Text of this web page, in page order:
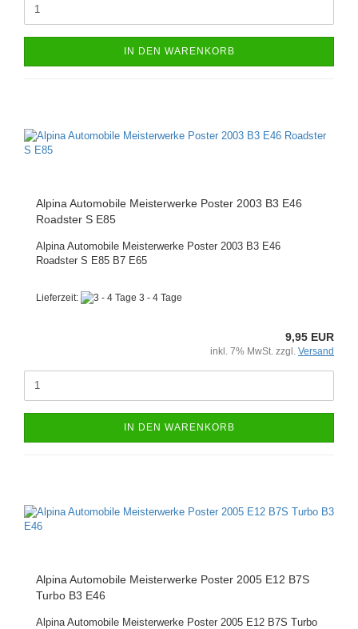
IN DEN WARENKORB
Alpina Automobile Meisterwerke Poster 2003 B3 E46
Roadster S E85
Alpina Automobile Meisterwerke Poster 2003 B3 E46
Roadster S E85 B7 E65
Lieferzeit: 3 - 4 Tage
9,95 EUR
inkl. 7% MwSt. zzgl. Versand
IN DEN WARENKORB
Alpina Automobile Meisterwerke Poster 2005 E12 B7S
Turbo B3 E46
Alpina Automobile Meisterwerke Poster 2005 E12 B7S Turbo